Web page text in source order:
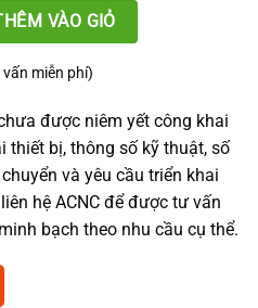
VÀO GIỎ
vấn miễn phí)
được niêm yết công khai
thiết bị, thông số kỹ thuật, số
và yêu cầu triển khai
hệ ACNC để được tư vấn
bạch theo nhu cầu cụ thể.